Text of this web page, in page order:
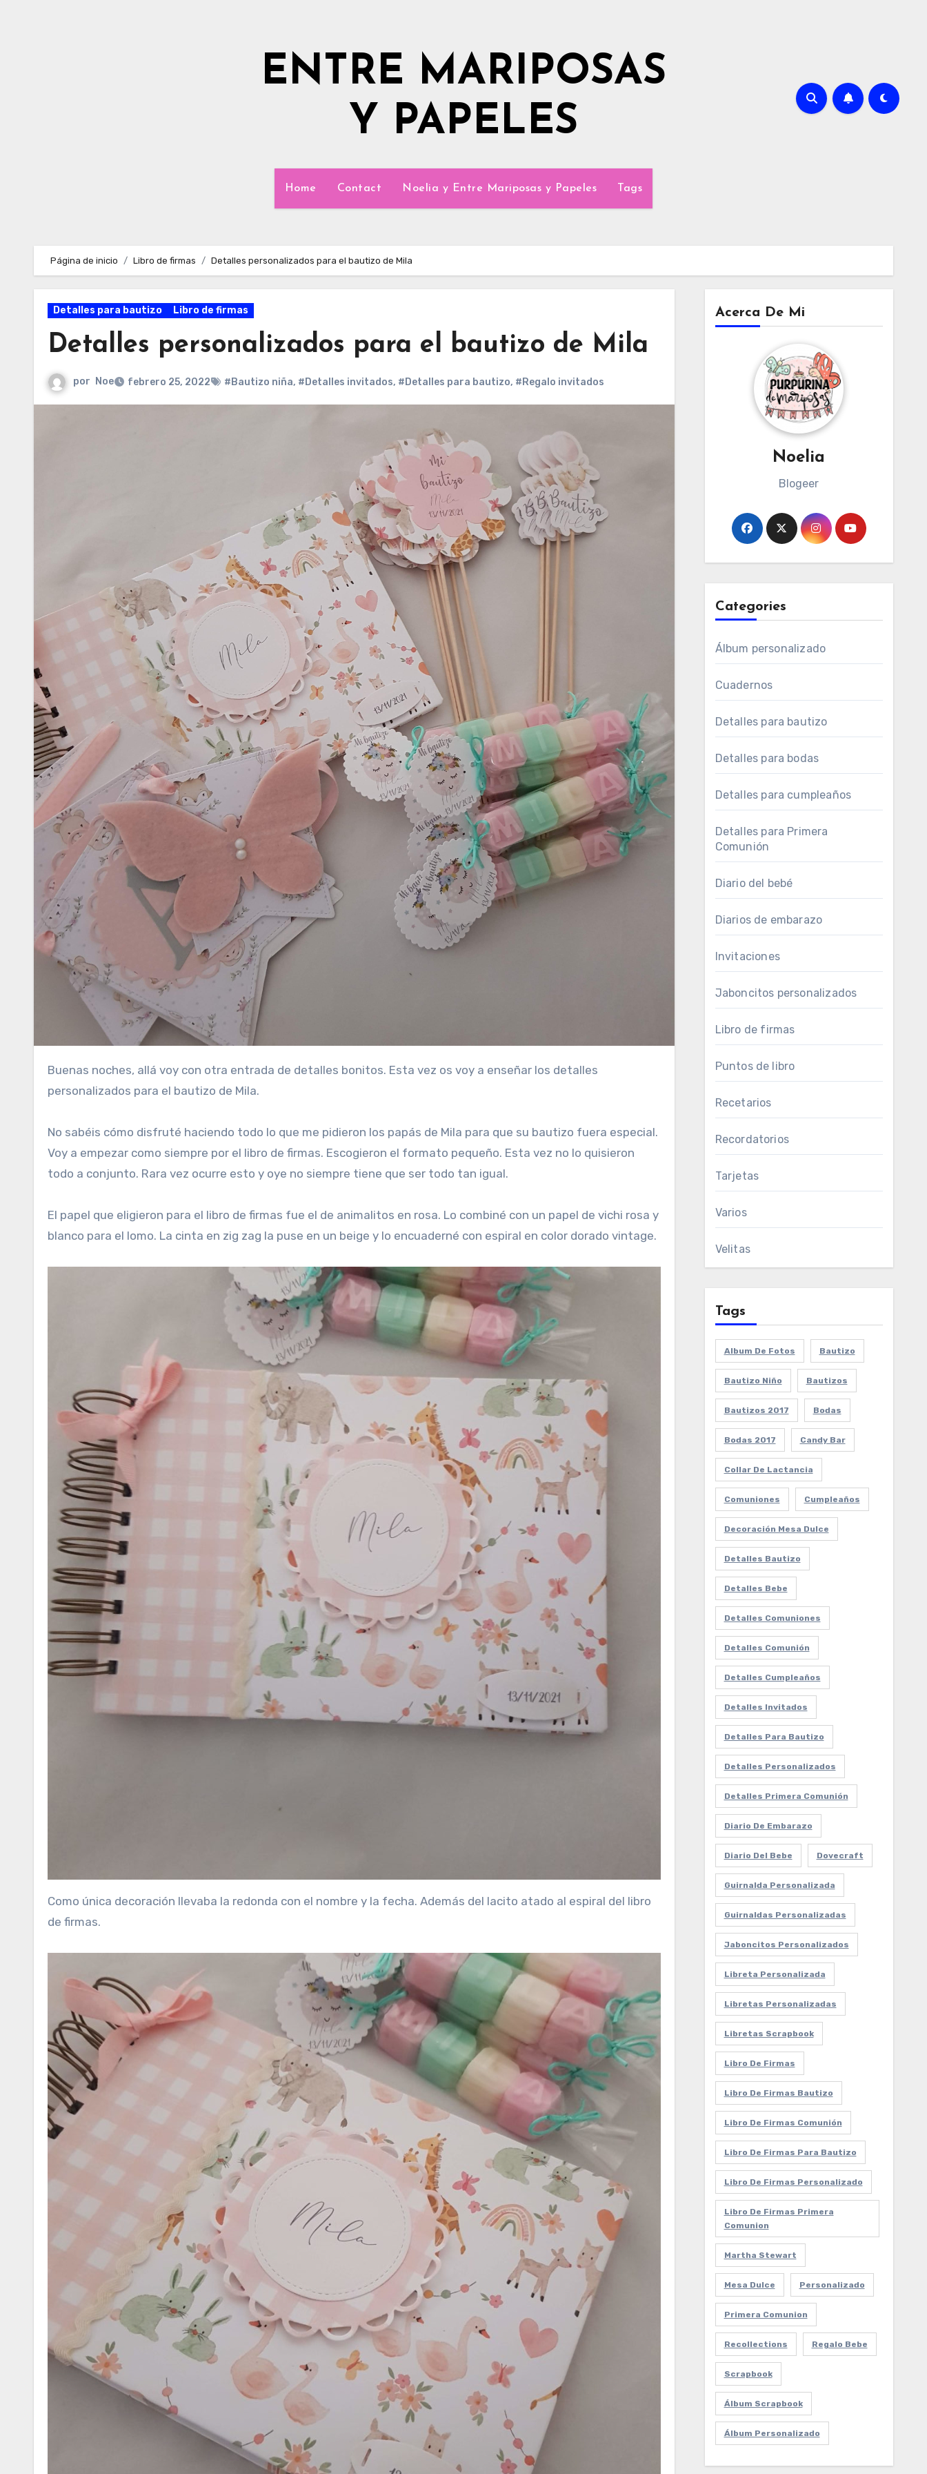
ENTRE MARIPOSAS
Y PAPELES
Home Contact Noelia y Entre Mariposas y Papeles Tags
Página de inicio Libro de firmas Detalles personalizados para el bautizo de Mila
Detalles para bautizo Libro de firmas
Detalles personalizados para el bautizo de Mila
por Noe febrero 25, 2022 #Bautizo niña, #Detalles invitados, #Detalles para bautizo, #Regalo invitados
Buenas noches, allá voy con otra entrada de detalles bonitos. Esta vez os voy a enseñar los detalles
personalizados para el bautizo de Mila.
No sabéis cómo disfruté haciendo todo lo que me pidieron los papás de Mila para que su bautizo fuera especial.
Voy a empezar como siempre por el libro de firmas. Escogieron el formato pequeño. Esta vez no lo quisieron
todo a conjunto. Rara vez ocurre esto y oye no siempre tiene que ser todo tan igual.
El papel que eligieron para el libro de firmas fue el de animalitos en rosa. Lo combiné con un papel de vichi rosa y
blanco para el lomo. La cinta en zig zag la puse en un beige y lo encuaderné con espiral en color dorado vintage.
Como única decoración llevaba la redonda con el nombre y la fecha. Además del lacito atado al espiral del libro
de firmas.
Acerca De Mi
Noelia
Blogeer
Categories
Álbum personalizado
Cuadernos
Detalles para bautizo
Detalles para bodas
Detalles para cumpleaños
Detalles para Primera
Comunión
Diario del bebé
Diarios de embarazo
Invitaciones
Jaboncitos personalizados
Libro de firmas
Puntos de libro
Recetarios
Recordatorios
Tarjetas
Varios
Velitas
Tags
Album De Fotos Bautizo
Bautizo Niño Bautizos
Bautizos 2017 Bodas
Bodas 2017 Candy Bar
Collar De Lactancia
Comuniones Cumpleaños
Decoración Mesa Dulce
Detalles Bautizo
Detalles Bebe
Detalles Comuniones
Detalles Comunión
Detalles Cumpleaños
Detalles Invitados
Detalles Para Bautizo
Detalles Personalizados
Detalles Primera Comunión
Diario De Embarazo
Diario Del Bebe Dovecraft
Guirnalda Personalizada
Guirnaldas Personalizadas
Jaboncitos Personalizados
Libreta Personalizada
Libretas Personalizadas
Libretas Scrapbook
Libro De Firmas
Libro De Firmas Bautizo
Libro De Firmas Comunión
Libro De Firmas Para Bautizo
Libro De Firmas Personalizado
Libro De Firmas Primera
Comunion
Martha Stewart
Mesa Dulce Personalizado
Primera Comunion
Recollections Regalo Bebe
Scrapbook
Álbum Scrapbook
Álbum Personalizado